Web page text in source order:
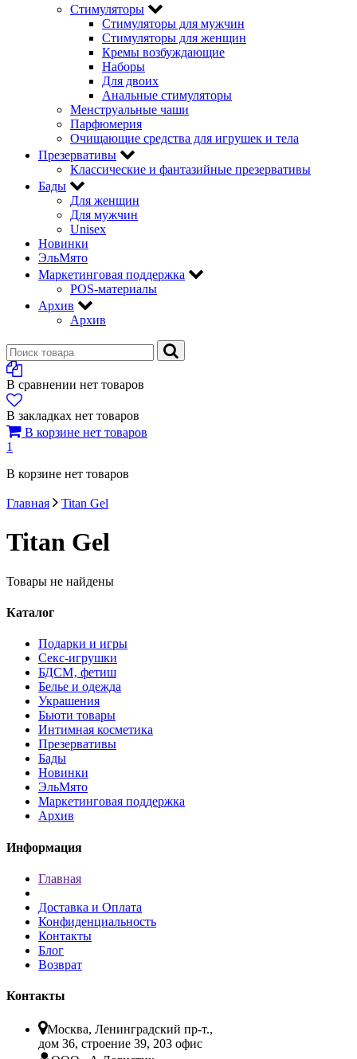
Стимуляторы
Стимуляторы для мужчин
Стимуляторы для женщин
Кремы возбуждающие
Наборы
Для двоих
Анальные стимуляторы
Менструальные чаши
Парфюмерия
Очищающие средства для игрушек и тела
Презервативы
Классические и фантазийные презервативы
Бады
Для женщин
Для мужчин
Unisex
Новинки
ЭльМято
Маркетинговая поддержка
POS-материалы
Архив
Архив
В сравнении нет товаров
В закладках нет товаров
В корзине нет товаров
1
В корзине нет товаров
Главная Titan Gel
Titan Gel
Товары не найдены
Каталог
Подарки и игры
Секс-игрушки
БДСМ‚ фетиш
Белье и одежда
Украшения
Бьюти товары
Интимная косметика
Презервативы
Бады
Новинки
ЭльМято
Маркетинговая поддержка
Архив
Информация
Главная
Доставка и Оплата
Конфиденциальность
Контакты
Блог
Возврат
Контакты
Москва, Ленинградский пр-т.,
дом 36, строение 39, 203 офис